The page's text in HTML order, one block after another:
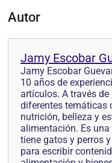
Autor
Jamy Escobar
Jamy Escobar
10 años de
artículos. A través
diferentes temáticas
nutrición, belleza y
alimentación. Es
tiene gatos y perros
para escribir